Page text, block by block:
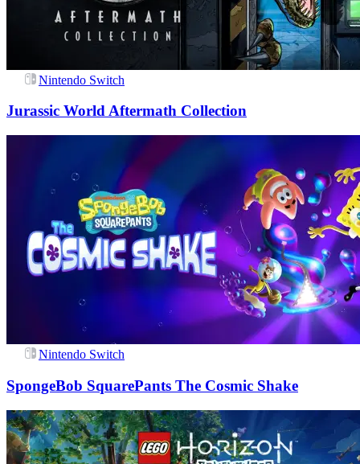
Nintendo Switch
Jurassic World Aftermath Collection
Nintendo Switch
SpongeBob SquarePants The Cosmic Shake